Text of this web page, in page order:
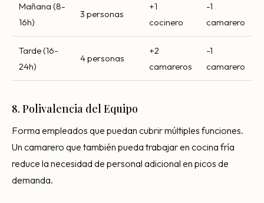
Mañana (8-
16h)
3 personas
+1
cocinero
-1
camarero
Tarde (16-
24h)
4 personas
+2
camareros
-1
camarero
8. Polivalencia del Equipo
Forma empleados que puedan cubrir múltiples funciones.
Un camarero que también pueda trabajar en cocina fría
reduce la necesidad de personal adicional en picos de
demanda.